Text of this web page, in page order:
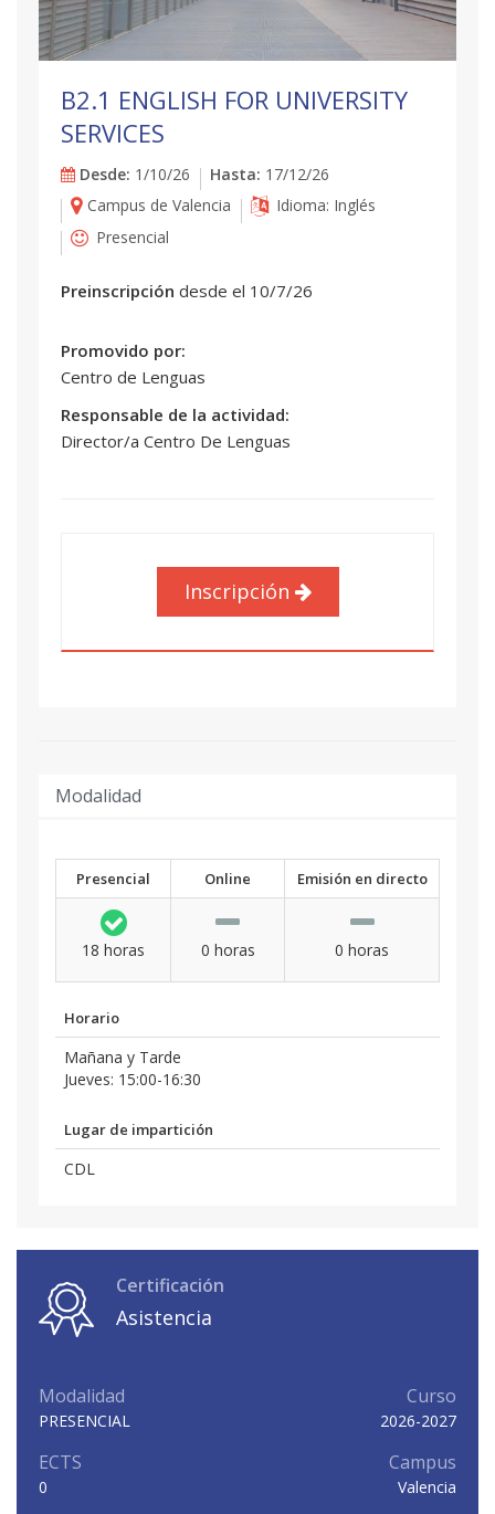
B2.1 ENGLISH FOR UNIVERSITY
SERVICES
Desde: 1/10/26 Hasta: 17/12/26
Campus de Valencia
Idioma: Inglés
Presencial
Preinscripción desde el 10/7/26
Promovido por:
Centro de Lenguas
Responsable de la actividad:
Director/a Centro De Lenguas
Inscripción
Modalidad
Presencial Online Emisión en directo
18 horas 0 horas 0 horas
Horario
Mañana y Tarde
Jueves: 15:00-16:30
Lugar de impartición
CDL
Certificación
Asistencia
Modalidad
PRESENCIAL
Curso
2026-2027
ECTS
0
Campus
Valencia